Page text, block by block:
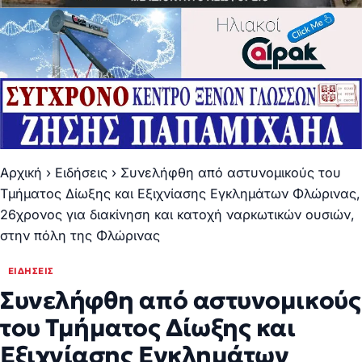
Αρχική › Ειδήσεις › Συνελήφθη από αστυνομικούς του
Τμήματος Δίωξης και Εξιχνίασης Εγκλημάτων Φλώρινας,
26χρονος για διακίνηση και κατοχή ναρκωτικών ουσιών,
στην πόλη της Φλώρινας
ΕΙΔΉΣΕΙΣ
Συνελήφθη από αστυνομικούς
του Τμήματος Δίωξης και
Εξιχνίασης Εγκλημάτων